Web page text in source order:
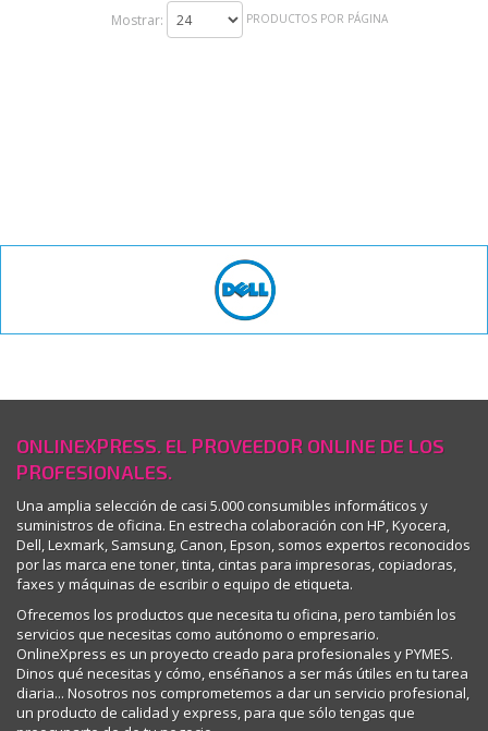
Mostrar: PRODUCTOS POR PÁGINA
ONLINEXPRESS. EL PROVEEDOR ONLINE DE LOS
PROFESIONALES.
Una amplia selección de casi 5.000 consumibles informáticos y
suministros de oficina. En estrecha colaboración con HP, Kyocera,
Dell, Lexmark, Samsung, Canon, Epson, somos expertos reconocidos
por las marca ene toner, tinta, cintas para impresoras, copiadoras,
faxes y máquinas de escribir o equipo de etiqueta.
Ofrecemos los productos que necesita tu oficina, pero también los
servicios que necesitas como autónomo o empresario.
OnlineXpress es un proyecto creado para profesionales y PYMES.
Dinos qué necesitas y cómo, enséñanos a ser más útiles en tu tarea
diaria... Nosotros nos comprometemos a dar un servicio profesional,
un producto de calidad y express, para que sólo tengas que